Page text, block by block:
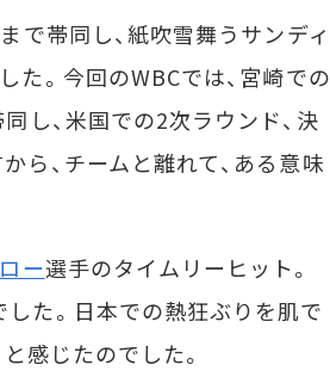
で帯同し、紙吹雪舞うサンディ
た。今回のWBCでは、宮崎での
し、米国での2次ラウンド、決
ら、チームと離れて、ある意味
ー選手のタイムリーヒット。
た。日本での熱狂ぶりを肌で
感じたのでした。